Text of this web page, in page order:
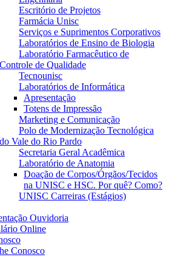
Escritório de Projetos
Farmácia Unisc
Serviços e Suprimentos Corporativos
Laboratórios de Ensino de Biologia
Laboratório Farmacêutico de
Controle de Qualidade
Tecnounisc
Laboratórios de Informática
Apresentação
Totens de Impressão
Marketing e Comunicação
Polo de Modernização Tecnológica
do Vale do Rio Pardo
Secretaria Geral Acadêmica
Laboratório de Anatomia
Doação de Corpos/Órgãos/Tecidos
na UNISC e HSC. Por quê? Como?
UNISC Carreiras (Estágios)
Ouvidoria
Online
Conosco